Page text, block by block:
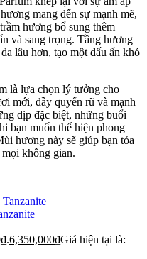
mang đến sự mạnh mẽ,
hương bổ sung thêm
và sang trọng. Tầng hương
lâu hơn, tạo một dấu ấn khó
là lựa chọn lý tưởng cho
mới, đầy quyến rũ và mạnh
dịp đặc biệt, những buổi
bạn muốn thể hiện phong
hương này sẽ giúp bạn tỏa
mọi không gian.
6,350,000₫Giá hiện tại là: